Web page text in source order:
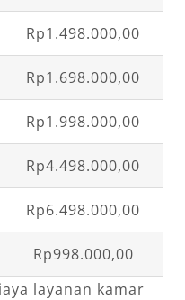
Rp1.498.000,00
Rp1.698.000,00
Rp1.998.000,00
Rp4.498.000,00
Rp6.498.000,00
Rp998.000,00
layanan kamar